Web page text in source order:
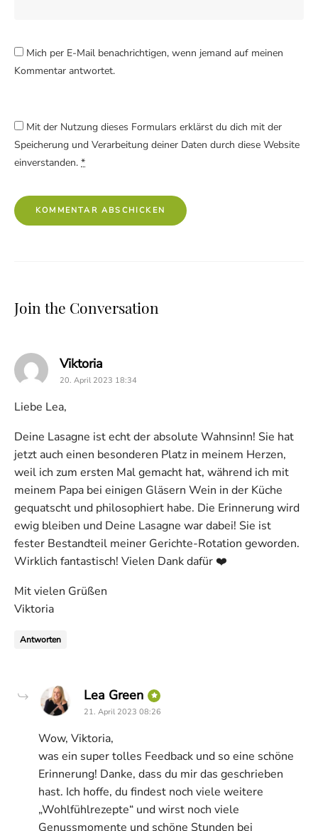
Mich per E-Mail benachrichtigen, wenn jemand auf meinen
Kommentar antwortet.
Mit der Nutzung dieses Formulars erklärst du dich mit der
Speicherung und Verarbeitung deiner Daten durch diese Website
einverstanden. *
Join the Conversation
Viktoria
20. April 2023 18:34
Liebe Lea,
Deine Lasagne ist echt der absolute Wahnsinn! Sie hat
jetzt auch einen besonderen Platz in meinem Herzen,
weil ich zum ersten Mal gemacht hat, während ich mit
meinem Papa bei einigen Gläsern Wein in der Küche
gequatscht und philosophiert habe. Die Erinnerung wird
ewig bleiben und Deine Lasagne war dabei! Sie ist
fester Bestandteil meiner Gerichte-Rotation geworden.
Wirklich fantastisch! Vielen Dank dafür ❤️
Mit vielen Grüßen
Viktoria
Antworten
Lea Green says:
21. April 2023 08:26
Wow, Viktoria,
was ein super tolles Feedback und so eine schöne
Erinnerung! Danke, dass du mir das geschrieben
hast. Ich hoffe, du findest noch viele weitere
„Wohlfühlrezepte“ und wirst noch viele
Genussmomente und schöne Stunden bei